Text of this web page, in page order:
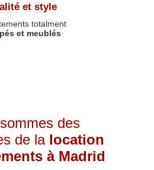
et style
totalment
et meublés
des
de la location
à Madrid